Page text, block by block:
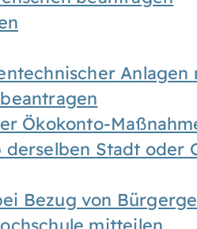
Anlagen
Ökokonto-
Stadt oder
Bezug von
mitteilen